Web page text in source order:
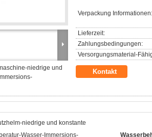
niedrige und
Verpackung Informationen:
Lieferzeit:
Zahlungsbedingungen:
Versorgungsmaterial-
Kontakt
niedrige und konstante
Wasser-Immersions-